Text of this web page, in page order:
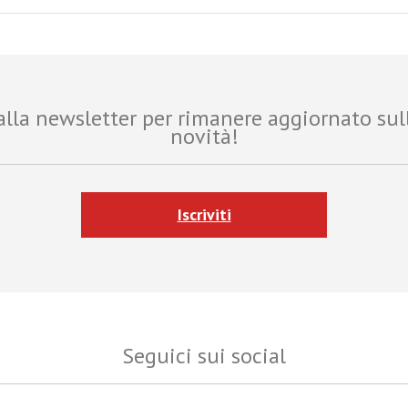
newsletter per rimanere aggiornato
novità!
Iscriviti
Seguici sui social